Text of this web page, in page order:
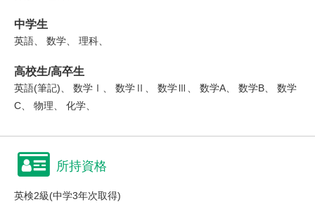
中学生
英語、 数学、 理科、
高校生/高卒生
英語(筆記)、 数学Ⅰ、 数学Ⅱ、 数学Ⅲ、 数学A、 数学B、 数学
C、 物理、 化学、
所持資格
英検2級(中学3年次取得)